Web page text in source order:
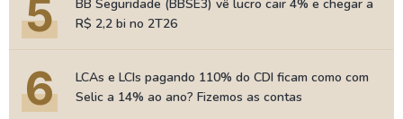
5
BB Seguridade (BBSE3) vê lucro cair 4% e chegar a
R$ 2,2 bi no 2T26
6
LCAs e LCIs pagando 110% do CDI ficam como com
Selic a 14% ao ano? Fizemos as contas